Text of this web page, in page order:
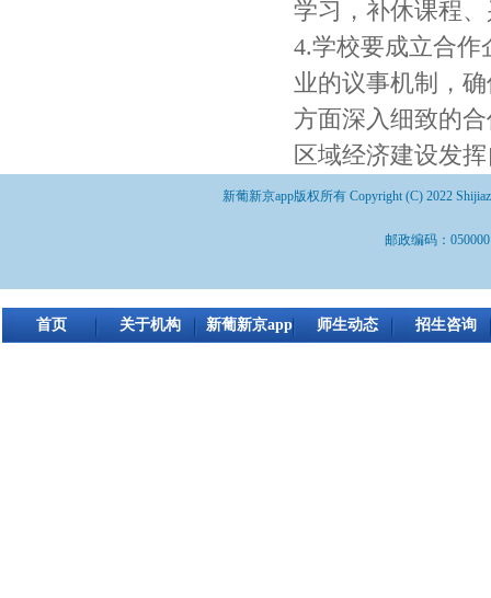
学习，补休课程
4.学校要成立合
业的议事机制，
方面深入细致的
区域经济建设发
新葡新京app版权所有 Copyright (C) 2022
邮政编码：
首页 关于机构 新葡新京app 师生动态 招生咨询